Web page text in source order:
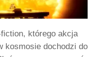
którego akcja
kosmosie dochodzi do